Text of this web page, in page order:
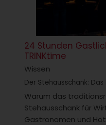
24 Stunden
TRINKtime
Wissen
Der Stehausschank:
Warum das
Stehausschank für
Gastronomen und